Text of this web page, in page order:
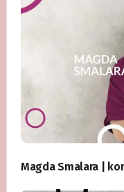
Magda Smalara |